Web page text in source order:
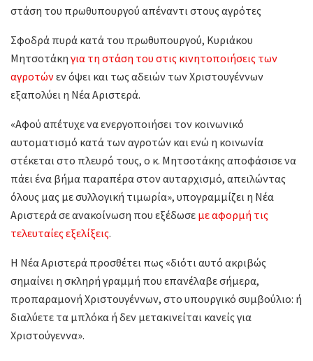
στάση του πρωθυπουργού απέναντι στους αγρότες
Σφοδρά πυρά κατά του πρωθυπουργού, Κυριάκου
Μητσοτάκηγια τη στάση του στις κινητοποιήσεις των
αγροτώνεν όψει και τως αδειών των Χριστουγέννων
εξαπολύει η Νέα Αριστερά.
«Αφού απέτυχε να ενεργοποιήσει τον κοινωνικό
αυτοματισμό κατά των αγροτών και ενώ η κοινωνία
στέκεται στο πλευρό τους, ο κ. Μητσοτάκης αποφάσισε να
πάει ένα βήμα παραπέρα στον αυταρχισμό, απειλώντας
όλους μας με συλλογική τιμωρία», υπογραμμίζει η Νέα
Αριστερά σε ανακοίνωση που εξέδωσε με αφορμή τις
τελευταίες εξελίξεις.
Η Νέα Αριστερά προσθέτει πως «διότι αυτό ακριβώς
σημαίνει η σκληρή γραμμή που επανέλαβε σήμερα,
προπαραμονή Χριστουγέννων, στο υπουργικό συμβούλιο: ή
διαλύετε τα μπλόκα ή δεν μετακινείται κανείς για
Χριστούγεννα».